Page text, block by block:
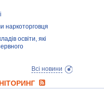
наркоторговця
освіти, які
Всі новини